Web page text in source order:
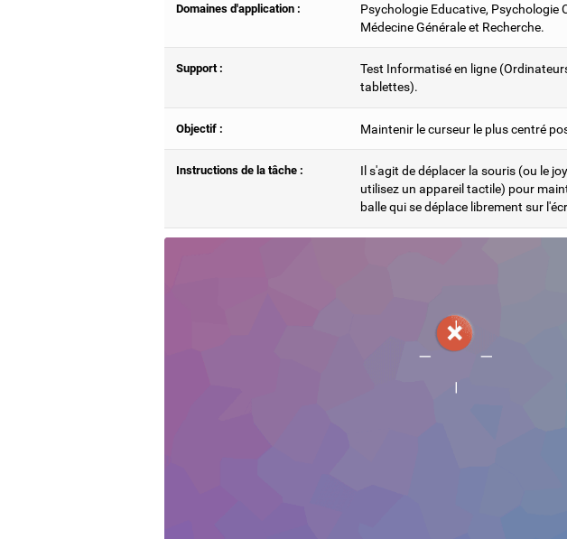
Domaines d'application :
Psychologie Educative, Psychologie
Médecine Générale et Recherche.
Support :
Test Informatisé en ligne
tablettes).
Objectif : Maintenir le curseur le plus centré
Instructions de la tâche :
Il s'agit de déplacer la souris (ou le
utilisez un appareil tactile) pour
balle qui se déplace librement sur